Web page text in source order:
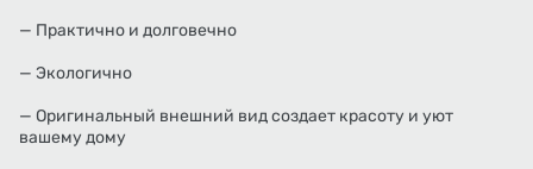
— Практично и долговечно
— Экологично
— Оригинальный внешний вид создает красоту и уют
вашему дому